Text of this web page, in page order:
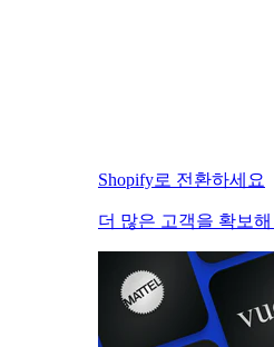
Shopify로 전환하세요
더 많은 고객을 확보